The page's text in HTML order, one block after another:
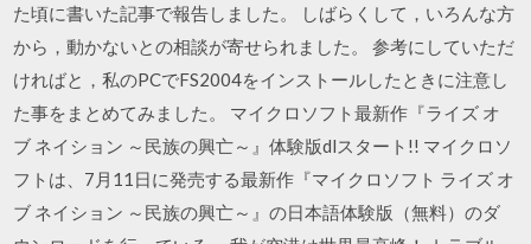
た頃に書いた記事で報告しました。 しばらくして，いろんな方
から，動かないとの相談が寄せられました。 参考にしていただ
ければと，私のPCでFS2004をインストールしたときに注意し
た事をまとめてみました。 マイクロソフト最新作『ライズ オ
ブ ネイション ～民族の興亡～』体験版dlスタート!! マイクロソ
フトは、7月11日に発売する最新作『マイクロソフト ライズ オ
ブ ネイション ～民族の興亡～』の日本語体験版（無料）のダ